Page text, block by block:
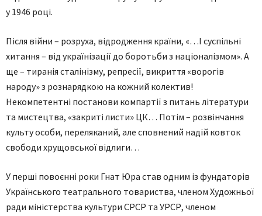
у 1946 році.
Після війни – розруха, відродження країни, «…І суспільні
хитання – від українізації до боротьби з націоналізмом». А
ще – тиранія сталінізму, репресії, викриття «ворогів
народу» з рознарядкою на кожний колектив!
Некомпетентні постанови компартії з питань літератури
та мистецтва, «закриті листи» ЦК… Потім – розвінчання
культу особи, переляканий, але сповнений надій ковток
свободи хрущовської відлиги…
У перші повоєнні роки Гнат Юра став одним із фундаторів
Українського театрального товариства, членом Художньої
ради міністерства культури СРСР та УРСР, членом